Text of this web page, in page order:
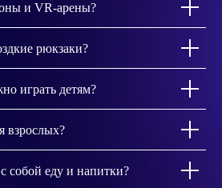
и VR-арены?
рюкзаки?
играть детям?
взрослых?
собой еду и напитки?